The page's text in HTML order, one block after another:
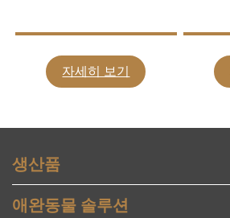
자세히 보기
생산품
애완동물 솔루션